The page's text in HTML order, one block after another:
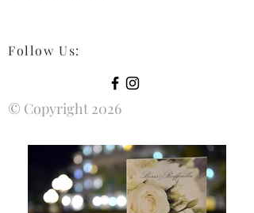
Follow Us:
© Copyright 2026